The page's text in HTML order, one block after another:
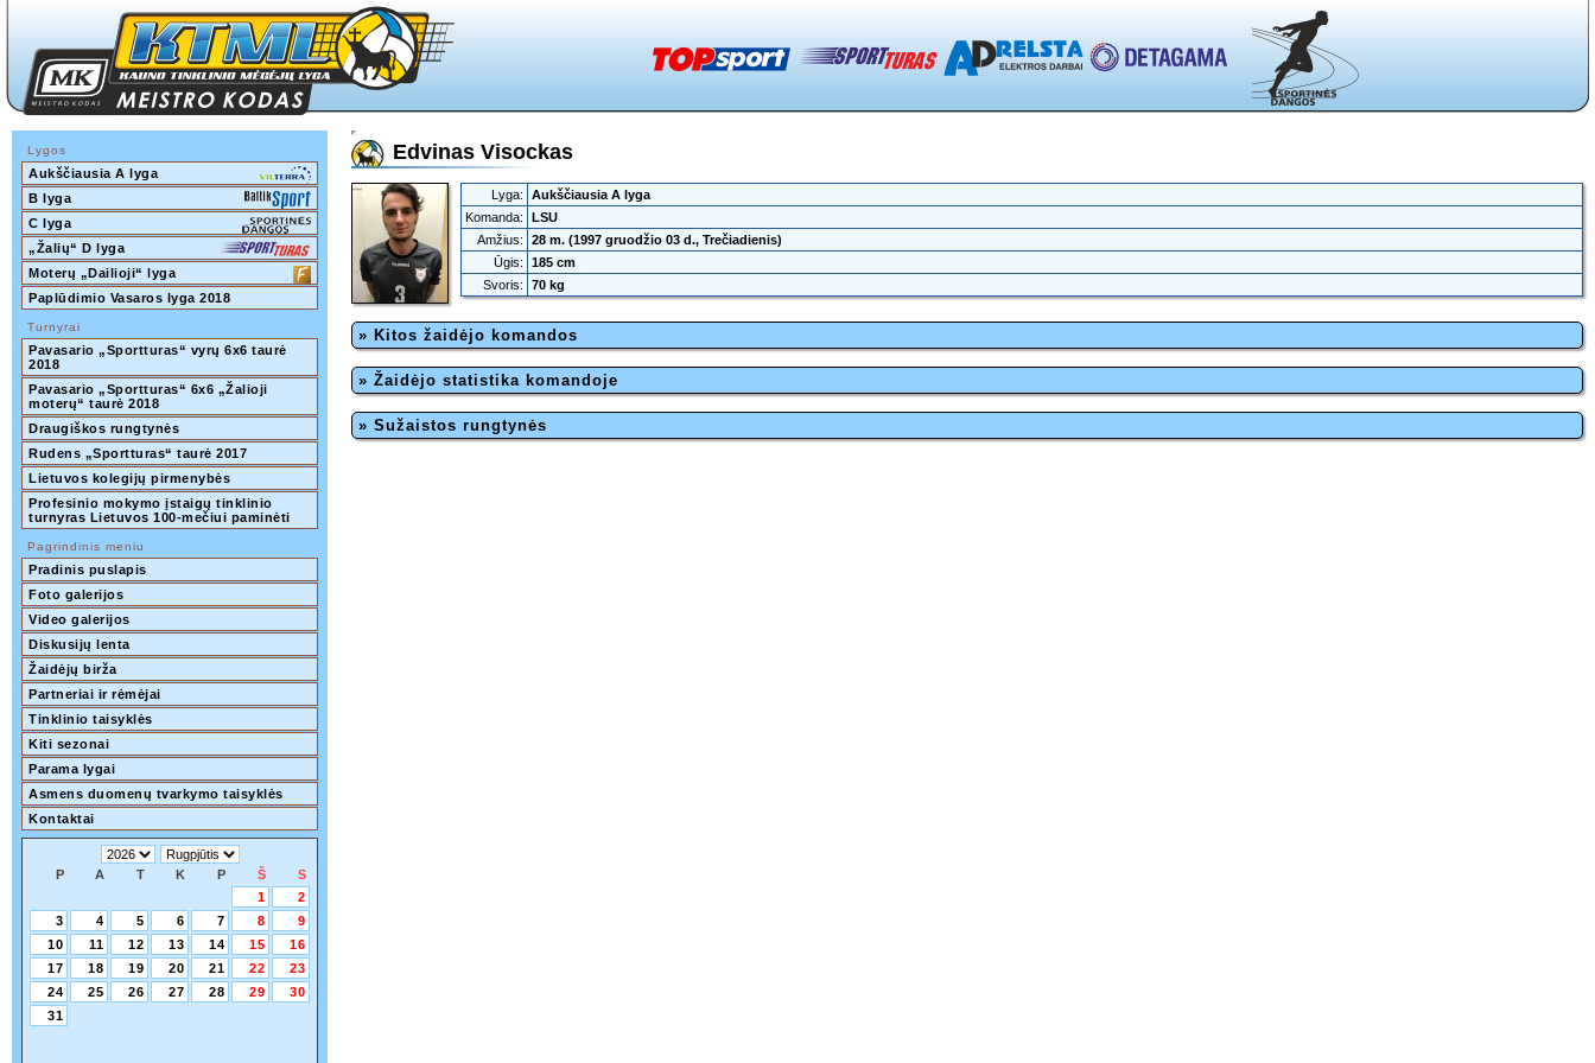
Lygos
Aukščiausia A lyga
B lyga
C lyga
„Žalių“ D lyga
Moterų „Dailioji“ lyga
Paplūdimio Vasaros lyga 2018
Turnyrai
Pavasario „Sportturas“ vyrų 6x6 taurė
2018
Pavasario „Sportturas“ 6x6 „Žalioji
moterų“ taurė 2018
Draugiškos rungtynės
Rudens „Sportturas“ taurė 2017
Lietuvos kolegijų pirmenybės
Profesinio mokymo įstaigų tinklinio
turnyras Lietuvos 100-mečiui paminėti
Pagrindinis meniu
Pradinis puslapis
Foto galerijos
Video galerijos
Diskusijų lenta
Žaidėjų birža
Partneriai ir rėmėjai
Tinklinio taisyklės
Kiti sezonai
Parama lygai
Asmens duomenų tvarkymo taisyklės
Kontaktai
P A T K P Š
S
1
2
3
4 5 6 7 8
9
10
11 12 13 14 15
16
17
18 19 20 21 22
23
24
25 26 27 28 29
30
31
Edvinas Visockas
Lyga:
Aukščiausia A lyga
Komanda:
LSU
Amžius:
28 m. (1997 gruodžio 03 d., Trečiadienis)
Ūgis:
185 cm
Svoris:
70 kg
» Kitos žaidėjo komandos
» Žaidėjo statistika komandoje
» Sužaistos rungtynės